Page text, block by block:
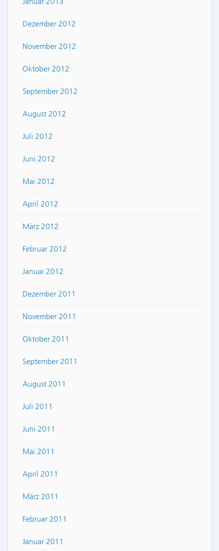
Dezember 2012
November 2012
Oktober 2012
September 2012
August 2012
Juli 2012
Juni 2012
Mai 2012
April 2012
März 2012
Februar 2012
Januar 2012
Dezember 2011
November 2011
Oktober 2011
September 2011
August 2011
Juli 2011
Juni 2011
Mai 2011
April 2011
März 2011
Februar 2011
Januar 2011